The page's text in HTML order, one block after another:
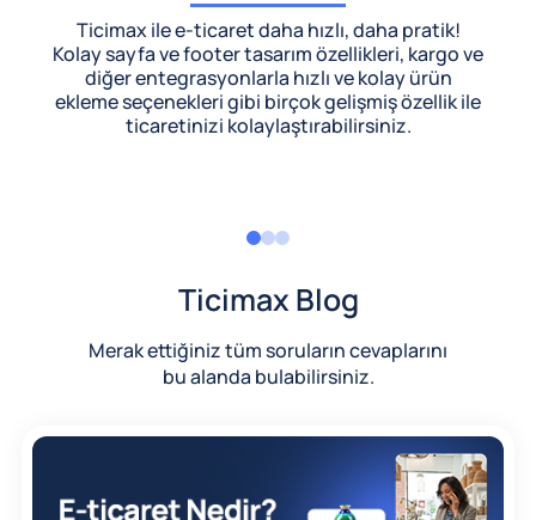
Ticimax ile e-ticaret daha hızlı, daha pratik!
Kolay sayfa ve footer tasarım özellikleri, kargo ve
diğer entegrasyonlarla hızlı ve kolay ürün
ekleme seçenekleri gibi birçok gelişmiş özellik ile
ticaretinizi kolaylaştırabilirsiniz.
Ticimax Blog
Merak ettiğiniz tüm soruların cevaplarını
bu alanda bulabilirsiniz.